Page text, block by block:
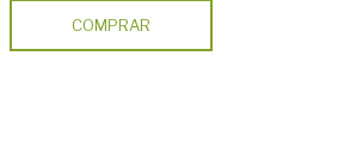
COMPRAR